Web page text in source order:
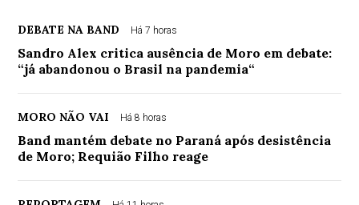
DEBATE NA BAND Há 7 horas
Sandro Alex critica ausência de Moro em debate:
“já abandonou o Brasil na pandemia“
MORO NÃO VAI Há 8 horas
Band mantém debate no Paraná após desistência
de Moro; Requião Filho reage